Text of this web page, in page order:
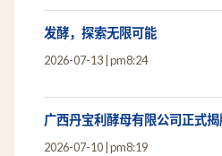
发酵，探索无限可能
2026-07-13 pm8:24
广西丹宝利酵母有限公司正式揭
2026-07-10 pm8:19